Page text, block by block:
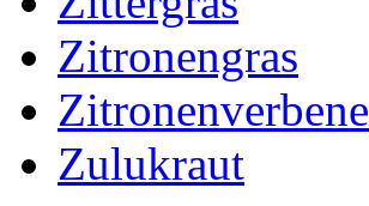
Zitronengras
Zitronenverbene
Zulukraut